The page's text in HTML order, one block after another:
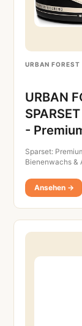
URBAN FOREST
URBAN
-
Sparset:
Bienenwachs &
Ansehen →